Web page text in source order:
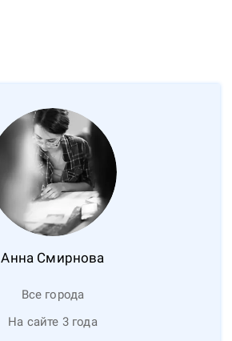
Анна Смирнова
Все города
На сайте 3 года